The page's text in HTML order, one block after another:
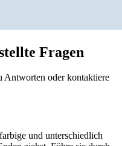
Fragen
Antworten oder kontaktiere
und unterschiedlich